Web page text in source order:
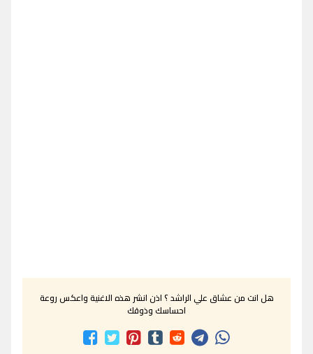
هل انت من عشاق علي الراشد ؟ اذن انشر هذه الاغنية واعكس روعة
احساسك وذوقك